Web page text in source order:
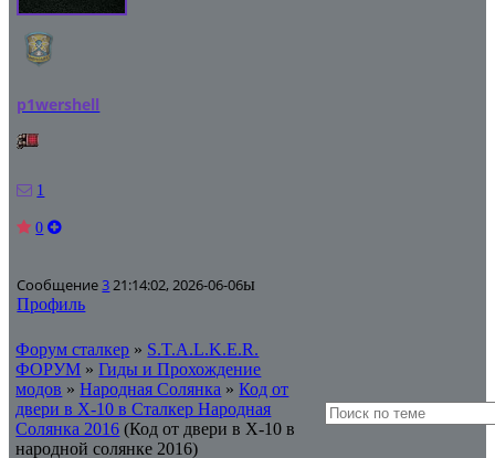
p1wershell
1
0
Сообщение321:14:02, 2026-06-06ы
Профиль
Форум сталкер » S.T.A.L.K.E.R.
ФОРУМ » Гиды и Прохождение
модов » Народная Солянка » Код от
двери в X-10 в Сталкер Народная
Солянка 2016 (Код от двери в X-10 в
народной солянке 2016)